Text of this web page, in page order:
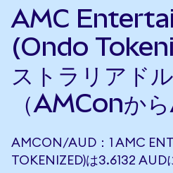
AMC
(Ondo
ストラリアド
（AMConか
AMCON/AUD：1 AMC
TOKENIZED)は3.6132 AUD